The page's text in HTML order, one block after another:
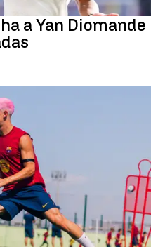
a Yan Diomande